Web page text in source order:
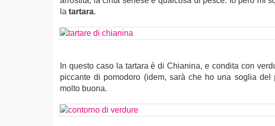
la tartara.
In questo caso la tartara è di Chianina, e condita con
piccante di pomodoro (idem, sarà che ho una soglia
molto buona.